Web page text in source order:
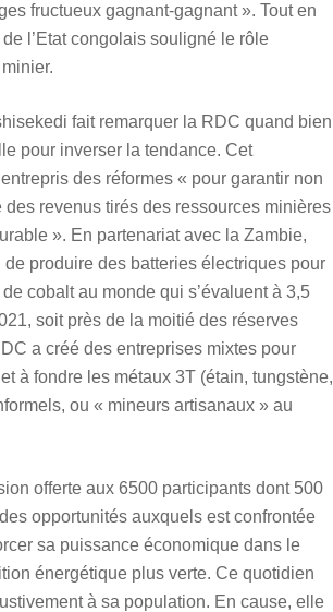
fructueux gagnant-gagnant ». Tout en
l’Etat congolais souligné le rôle
fait remarquer la RDC quand bien
pour inverser la tendance. Cet
des réformes « pour garantir non
revenus tirés des ressources minières
». En partenariat avec la Zambie,
produire des batteries électriques pour
cobalt au monde qui s’évaluent à 3,5
soit près de la moitié des réserves
a créé des entreprises mixtes pour
à fondre les métaux 3T (étain, tungstène,
ou « mineurs artisanaux » au
offerte aux 6500 participants dont 500
opportunités auxquels est confrontée
sa puissance économique dans le
énergétique plus verte. Ce quotidien
à sa population. En cause, elle